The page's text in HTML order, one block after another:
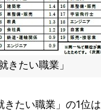
きたい職業」
きたい職業」の1位